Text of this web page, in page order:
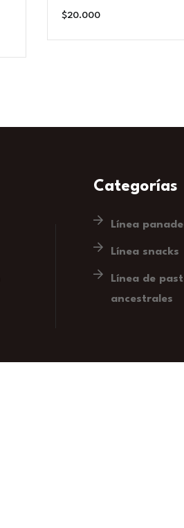
$20.000
Categorías
Línea
Línea snacks
Línea de
ancestrales